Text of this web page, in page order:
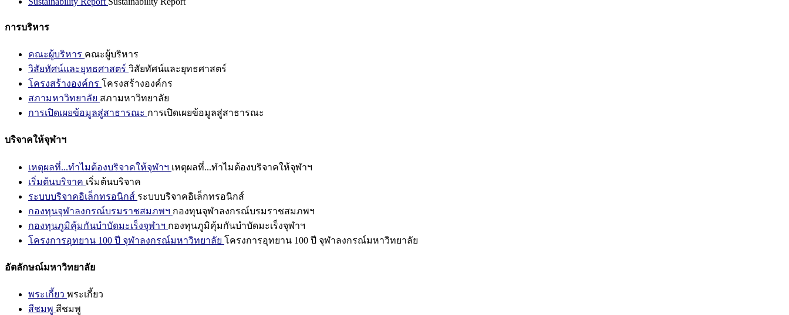
การบริหาร
คณะผู้บริหาร คณะผู้บริหาร
วิสัยทัศน์และยุทธศาสตร์ วิสัยทัศน์และยุทธศาสตร์
โครงสร้างองค์กร โครงสร้างองค์กร
สภามหาวิทยาลัย สภามหาวิทยาลัย
การเปิดเผยข้อมูลสู่สาธารณะ การเปิดเผยข้อมูลสู่สาธารณะ
บริจาคให้จุฬาฯ
เหตุผลที่...ทำไมต้องบริจาคให้จุฬาฯ เหตุผลที่...ทำไมต้องบริจาคให้จุฬาฯ
เริ่มต้นบริจาค เริ่มต้นบริจาค
ระบบบริจาคอิเล็กทรอนิกส์ ระบบบริจาคอิเล็กทรอนิกส์
กองทุนจุฬาลงกรณ์บรมราชสมภพฯ กองทุนจุฬาลงกรณ์บรมราชสมภพฯ
กองทุนภูมิคุ้มกันบำบัดมะเร็งจุฬาฯ กองทุนภูมิคุ้มกันบำบัดมะเร็งจุฬาฯ
โครงการอุทยาน 100 ปี จุฬาลงกรณ์มหาวิทยาลัย โครงการอุทยาน 100 ปี จุฬาลงกรณ์มหาวิทยาลัย
อัตลักษณ์มหาวิทยาลัย
พระเกี้ยว พระเกี้ยว
สีชมพู สีชมพู